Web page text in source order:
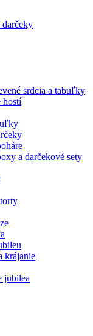
darčeky
srdcia a tabuľky
hostí
a darčekové sety
krájanie
jubilea